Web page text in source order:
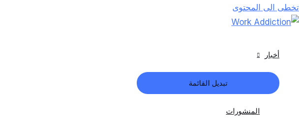
تخطى الى المحتوى
أخبار
تبديل القائمة
المنشورات